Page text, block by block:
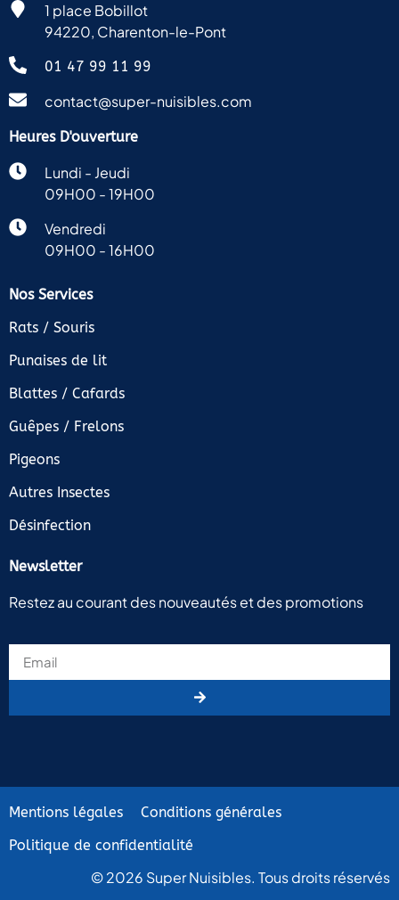
1 place Bobillot
94220, Charenton-le-Pont
01 47 99 11 99
contact@super-nuisibles.com
Heures D'ouverture
Lundi - Jeudi
09H00 - 19H00
Vendredi
09H00 - 16H00
Nos Services
Rats / Souris
Punaises de lit
Blattes / Cafards
Guêpes / Frelons
Pigeons
Autres Insectes
Désinfection
Newsletter
Restez au courant des nouveautés et des promotions
Mentions légales
Conditions générales
Politique de confidentialité
© 2026 Super Nuisibles. Tous droits réservés